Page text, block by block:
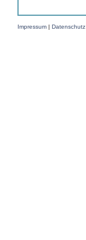
Impressum | Datenschutz